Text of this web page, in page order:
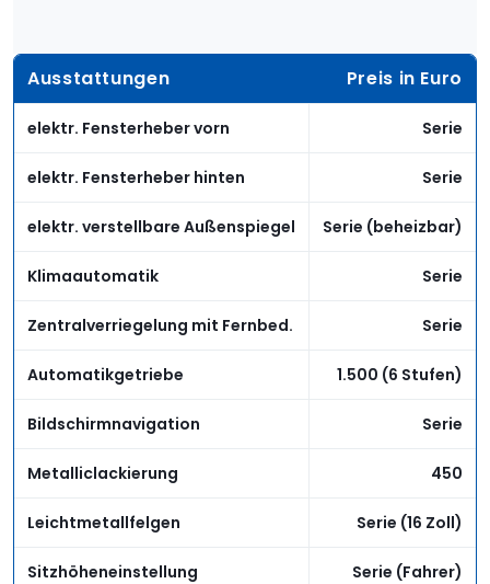
Ausstattungen Preis in Euro
elektr. Fensterheber vorn Serie
elektr. Fensterheber hinten Serie
elektr. verstellbare Außenspiegel Serie (beheizbar)
Klimaautomatik Serie
Zentralverriegelung mit Fernbed. Serie
Automatikgetriebe 1.500 (6 Stufen)
Bildschirmnavigation Serie
Metalliclackierung 450
Leichtmetallfelgen Serie (16 Zoll)
Sitzhöheneinstellung Serie (Fahrer)